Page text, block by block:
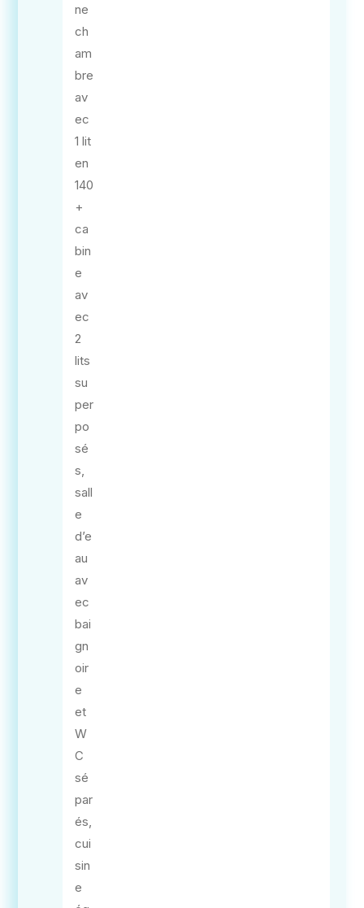
ne
ch
am
bre
av
ec
1 lit
en
140
+
ca
bin
e
av
ec
2
lits
su
per
po
sé
s,
sall
e
d’e
au
av
ec
bai
gn
oir
e
et
W
C
sé
par
és,
cui
sin
e